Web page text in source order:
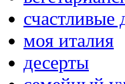
моя италия
десерты